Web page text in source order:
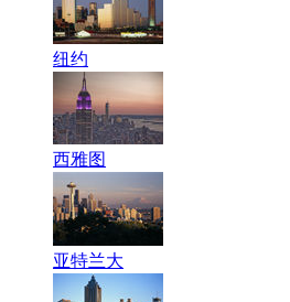
纽约
西雅图
亚特兰大